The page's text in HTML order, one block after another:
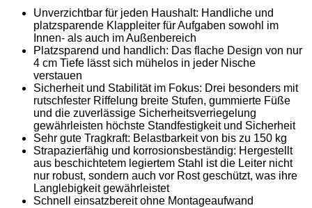
Unverzichtbar für jeden Haushalt: Handliche und
platzsparende Klappleiter für Aufgaben sowohl im
Innen- als auch im Außenbereich
Platzsparend und handlich: Das flache Design von nur
4 cm Tiefe lässt sich mühelos in jeder Nische
verstauen
Sicherheit und Stabilität im Fokus: Drei besonders mit
rutschfester Riffelung breite Stufen, gummierte Füße
und die zuverlässige Sicherheitsverriegelung
gewährleisten höchste Standfestigkeit und Sicherheit
Sehr gute Tragkraft: Belastbarkeit von bis zu 150 kg
Strapazierfähig und korrosionsbeständig: Hergestellt
aus beschichtetem legiertem Stahl ist die Leiter nicht
nur robust, sondern auch vor Rost geschützt, was ihre
Langlebigkeit gewährleistet
Schnell einsatzbereit ohne Montageaufwand